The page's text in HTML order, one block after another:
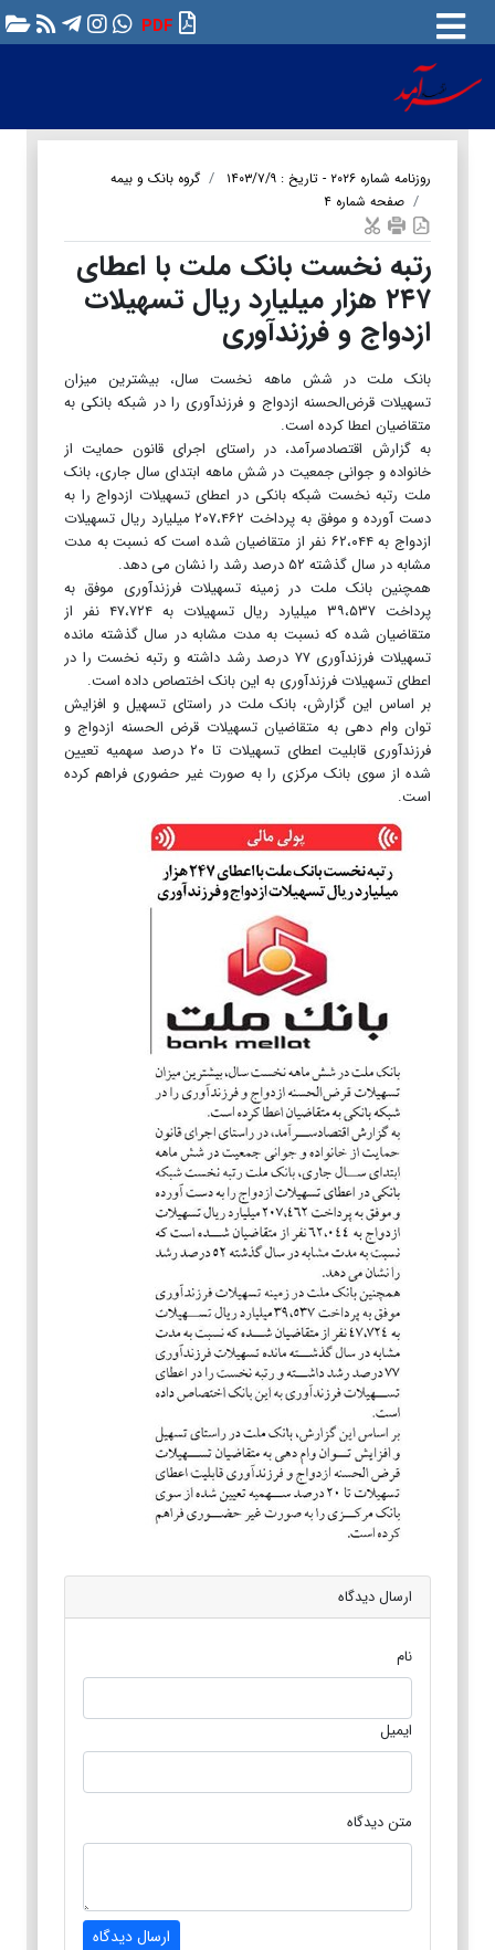
PDF
روزنامه شماره ۲۰۲۶ - تاریخ : ۱۴۰۳/۷/۹
گروه بانک و بیمه
صفحه شماره ۴
رتبه نخست بانک ملت با اعطای
۲۴۷ هزار میلیارد ریال تسهیلات
ازدواج و فرزندآوری
بانک ملت در شش ماهه نخست سال، بیشترین میزان
تسهیلات قرض‌الحسنه ازدواج و فرزندآوری را در شبکه بانکی به
متقاضیان اعطا کرده است.
به گزارش اقتصادسرآمد، در راستای اجرای قانون حمایت از
خانواده و جوانی جمعیت در شش ماهه ابتدای سال جاری، بانک
ملت رتبه نخست شبکه بانکی در اعطای تسهیلات ازدواج را به
دست آورده و موفق به پرداخت ۲۰۷،۴۶۲ میلیارد ریال تسهیلات
ازدواج به ۶۲،۰۴۴ نفر از متقاضیان شده است که نسبت به مدت
مشابه در سال گذشته ۵۲ درصد رشد را نشان می دهد.
همچنین بانک ملت در زمینه تسهیلات فرزندآوری موفق به
پرداخت ۳۹،۵۳۷ میلیارد ریال تسهیلات به ۴۷،۷۲۴ نفر از
متقاضیان شده که نسبت به مدت مشابه در سال گذشته مانده
تسهیلات فرزندآوری ۷۷ درصد رشد داشته و رتبه نخست را در
اعطای تسهیلات فرزندآوری به این بانک اختصاص داده است.
بر اساس این گزارش، بانک ملت در راستای تسهیل و افزایش
توان وام دهى به متقاضیان تسهیلات قرض الحسنه ازدواج و
فرزندآورى قابلیت اعطاى تسهیلات تا ۲۰ درصد سهمیه تعیین
شده از سوی بانک مرکزى را به صورت غیر حضوری فراهم کرده
است.
ارسال دیدگاه
نام
ایمیل
متن دیدگاه
ارسال دیدگاه